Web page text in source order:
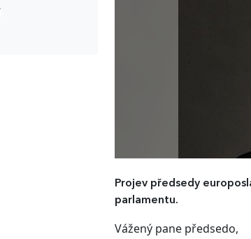
Projev předsedy
parlamentu.
Vážený pane předsedo,